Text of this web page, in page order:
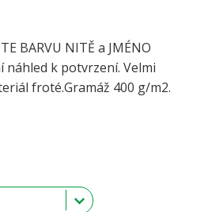
BARVU NITĚ a JMÉNO
náhled k potvrzení. Velmi
froté.Gramáž 400 g/m2.